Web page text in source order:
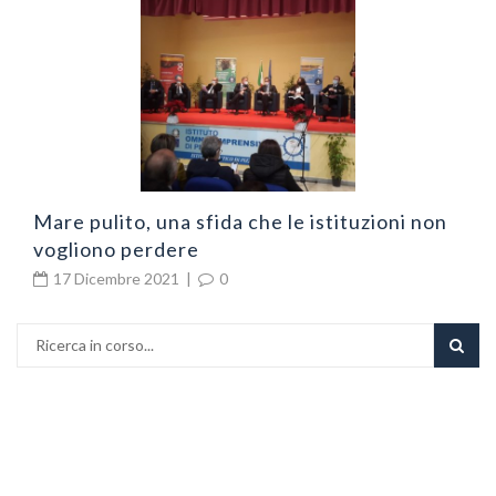
Mare pulito, una sfida che le istituzioni non
vogliono perdere
17 Dicembre 2021 | 0